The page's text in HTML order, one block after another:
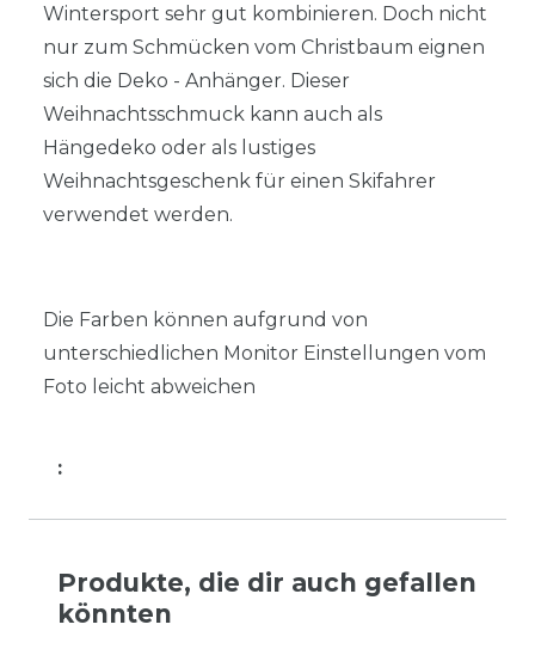
Wintersport sehr gut kombinieren. Doch nicht
nur zum Schmücken vom Christbaum eignen
sich die Deko - Anhänger. Dieser
Weihnachtsschmuck kann auch als
Hängedeko oder als lustiges
Weihnachtsgeschenk für einen Skifahrer
verwendet werden.
Die Farben können aufgrund von
unterschiedlichen Monitor Einstellungen vom
Foto leicht abweichen
:
Produkte, die dir auch gefallen
könnten